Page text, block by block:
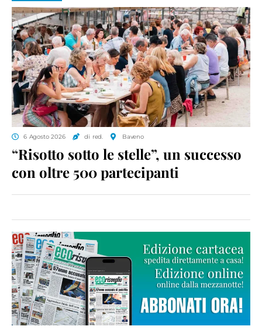
6 Agosto 2026 di red. Baveno
“Risotto sotto le stelle”, un successo
con oltre 500 partecipanti